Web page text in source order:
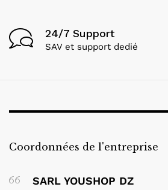
24/7 Support
SAV et support dedié
Coordonnées de l'entreprise
SARL YOUSHOP DZ